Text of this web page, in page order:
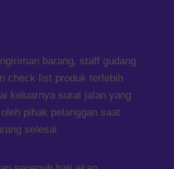
barang, staff gudang
check list produk terlebih
keluarnya surat jalan yang
pihak pelanggan saat
selesai